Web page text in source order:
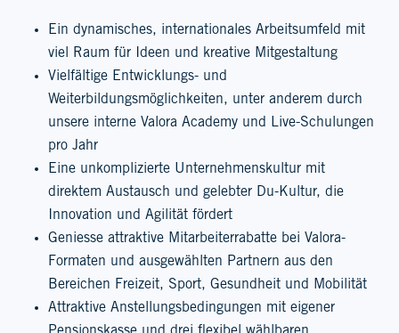
Ein dynamisches, internationales Arbeitsumfeld mit
viel Raum für Ideen und kreative Mitgestaltung
Vielfältige Entwicklungs- und
Weiterbildungsmöglichkeiten, unter anderem durch
unsere interne Valora Academy und Live-Schulungen
pro Jahr
Eine unkomplizierte Unternehmenskultur mit
direktem Austausch und gelebter Du-Kultur, die
Innovation und Agilität fördert
Geniesse attraktive Mitarbeiterrabatte bei Valora-
Formaten und ausgewählten Partnern aus den
Bereichen Freizeit, Sport, Gesundheit und Mobilität
Attraktive Anstellungsbedingungen mit eigener